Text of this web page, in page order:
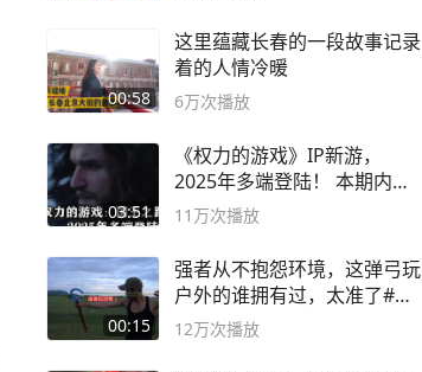
00:58
这里蕴藏长春的一段故事记录
着的人情冷暖
6万次播放
03:51
《权力的游戏》IP新游，
2025年多端登陆！ 本期内容
概要
11万次播放
00:15
强者从不抱怨环境，这弹弓玩
户外的谁拥有过，太准了#弹
弓#户外
12万次播放